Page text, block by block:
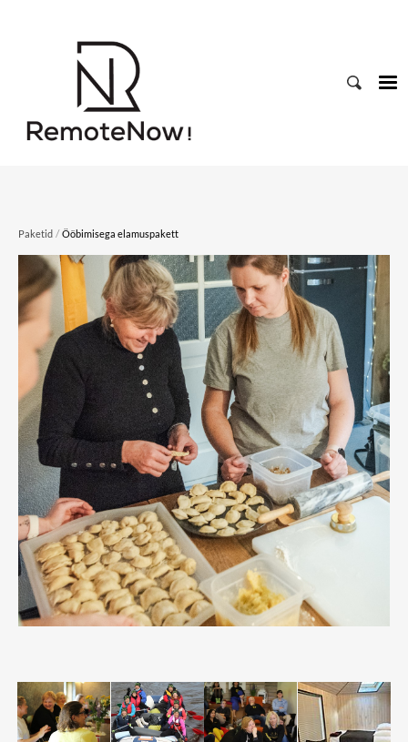
Paketid / Ööbimisega elamuspakett